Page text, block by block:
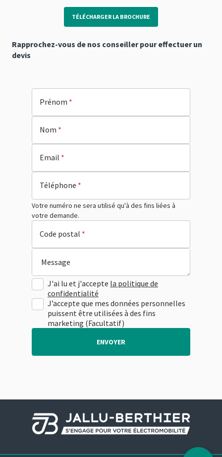
TÉLÉCHARGER LA BROCHURE
Rapprochez-vous de nos conseiller pour effectuer un
devis
Prénom *
Nom *
Email *
Téléphone *
Votre numéro ne sera utilisé qu'à des fins liées à
votre demande.
Code postal *
Message
J'ai lu et j'accepte la politique de
confidentialité
J’accepte que mes données personnelles
puissent être utilisées à des fins
marketing (Facultatif)
ENVOYER